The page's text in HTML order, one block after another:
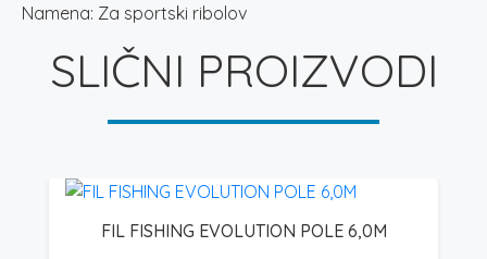
Namena: Za sportski ribolov
SLIČNI PROIZVODI
FIL FISHING EVOLUTION POLE 6,0M